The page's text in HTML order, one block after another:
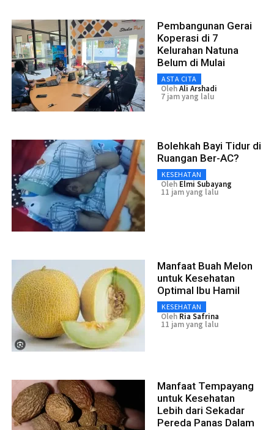
Pembangunan Gerai
Koperasi di 7
Kelurahan Natuna
Belum di Mulai
ASTA CITA
OlehAli Arshadi
7 jam yang lalu
Bolehkah Bayi Tidur di
Ruangan Ber-AC?
KESEHATAN
Oleh Elmi Subayang
11 jam yang lalu
Manfaat Buah Melon
untuk Kesehatan
Optimal Ibu Hamil
KESEHATAN
Oleh Ria Safrina
11 jam yang lalu
Manfaat Tempayang
untuk Kesehatan
Lebih dari Sekadar
Pereda Panas Dalam